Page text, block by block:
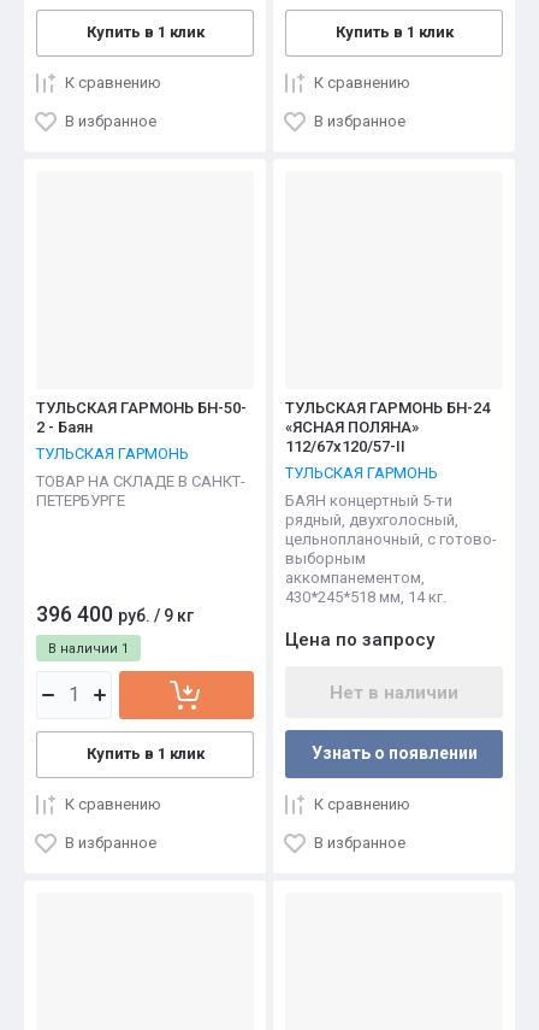
Купить в 1 клик
К сравнению
В избранное
Купить в 1 клик
К сравнению
В избранное
ТУЛЬСКАЯ ГАРМОНЬ БН-50-
2 - Баян
ТУЛЬСКАЯ ГАРМОНЬ
ТОВАР НА СКЛАДЕ В САНКТ-
ПЕТЕРБУРГЕ
В наличии 1
396 400 руб. / 9 кг
Купить в 1 клик
К сравнению
В избранное
ТУЛЬСКАЯ ГАРМОНЬ БН-24
«ЯСНАЯ ПОЛЯНА»
112/67х120/57-II
ТУЛЬСКАЯ ГАРМОНЬ
БАЯН концертный 5-ти
рядный, двухголосный,
цельнопланочный, с готово-
выборным
аккомпанементом,
430*245*518 мм, 14 кг.
Цена по запросу
Нет в наличии
Узнать о появлении
К сравнению
В избранное